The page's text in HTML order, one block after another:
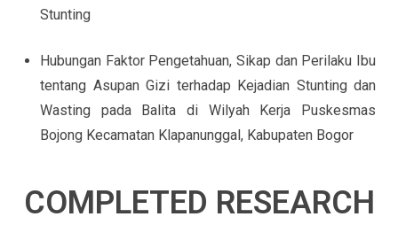
Stunting
Hubungan Faktor Pengetahuan, Sikap dan Perilaku Ibu
tentang Asupan Gizi terhadap Kejadian Stunting dan
Wasting pada Balita di Wilyah Kerja Puskesmas
Bojong Kecamatan Klapanunggal, Kabupaten Bogor
COMPLETED RESEARCH